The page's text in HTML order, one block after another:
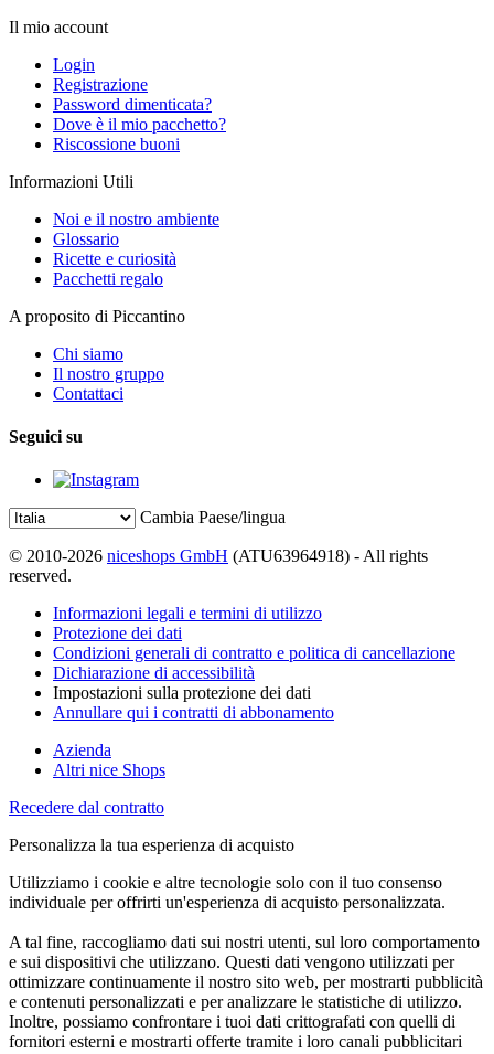
Il mio account
Login
Registrazione
Password dimenticata?
Dove è il mio pacchetto?
Riscossione buoni
Informazioni Utili
Noi e il nostro ambiente
Glossario
Ricette e curiosità
Pacchetti regalo
A proposito di Piccantino
Chi siamo
Il nostro gruppo
Contattaci
Seguici su
Cambia Paese/lingua
© 2010-2026 niceshops GmbH (ATU63964918) - All rights
reserved.
Informazioni legali e termini di utilizzo
Protezione dei dati
Condizioni generali di contratto e politica di cancellazione
Dichiarazione di accessibilità
Impostazioni sulla protezione dei dati
Annullare qui i contratti di abbonamento
Azienda
Altri nice Shops
Recedere dal contratto
Personalizza la tua esperienza di acquisto
Utilizziamo i cookie e altre tecnologie solo con il tuo consenso
individuale per offrirti un'esperienza di acquisto personalizzata.
A tal fine, raccogliamo dati sui nostri utenti, sul loro comportamento
e sui dispositivi che utilizzano. Questi dati vengono utilizzati per
ottimizzare continuamente il nostro sito web, per mostrarti pubblicità
e contenuti personalizzati e per analizzare le statistiche di utilizzo.
Inoltre, possiamo confrontare i tuoi dati crittografati con quelli di
fornitori esterni e mostrarti offerte tramite i loro canali pubblicitari